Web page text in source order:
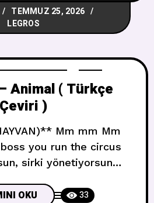
kişi olmadığımı
save us you always
TEMMUZ 25, 2026
LEGROS
Animal ( Türkçe
Çeviri )
Mm mm Mm
you run the circus
sirki yönetiyorsun
üst seviyeye taşı, çok
OKU 33